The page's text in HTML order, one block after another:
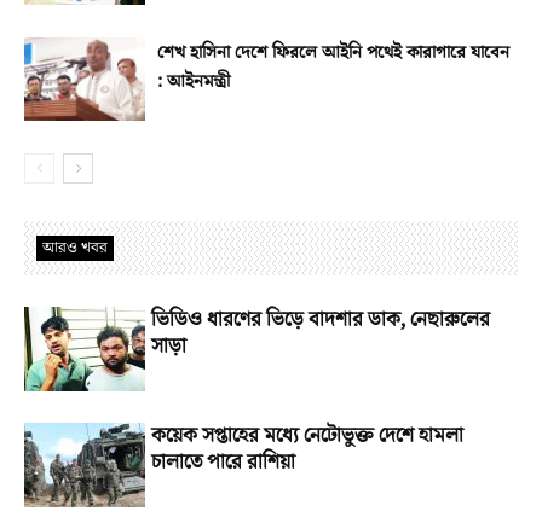
শেখ হাসিনা দেশে ফিরলে আইনি পথেই কারাগারে যাবেন
: আইনমন্ত্রী
আরও খবর
ভিডিও ধারণের ভিড়ে বাদশার ডাক, নেছারুলের
সাড়া
কয়েক সপ্তাহের মধ্যে নেটোভুক্ত দেশে হামলা
চালাতে পারে রাশিয়া